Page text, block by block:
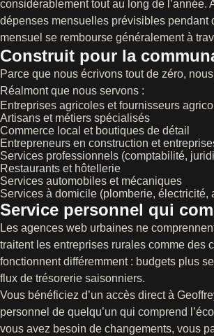
considérablement tout au long de
dépenses mensuelles prévisibles pendant
mensuel se rembourse généralement à
Construit pour la
Parce que nous écrivons tout de zéro,
Réalmont que nous servons :
Entreprises agricoles et fournisseurs
Artisans et métiers spécialisés
Commerce local et boutiques de détail
Entrepreneurs en construction et
Services professionnels (comptabilité,
Restaurants et hôtellerie
Services automobiles et mécaniques
Services à domicile (plomberie, électricité,
Service personnel qui
Les agences web urbaines ne
traitent les entreprises rurales comme des
fonctionnent différemment : budgets plus
flux de trésorerie saisonniers.
Vous bénéficiez d’un accès direct à
personnel de quelqu’un qui comprend
vous avez besoin de changements, vous